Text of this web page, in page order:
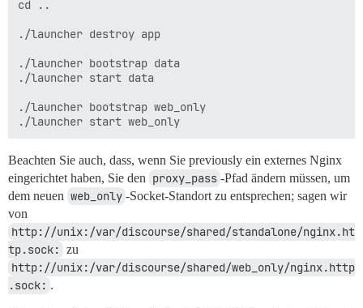
cd ..
./launcher destroy app
./launcher bootstrap data
./launcher start data
./launcher bootstrap web_only
Beachten Sie auch, dass, wenn Sie previously ein externes Nginx
eingerichtet haben, Sie den proxy_pass -Pfad ändern müssen, um
dem neuen web_only -Socket-Standort zu entsprechen; sagen wir
von
http://unix:/var/discourse/shared/standalone/nginx.ht
tp.sock: zu
http://unix:/var/discourse/shared/web_only/nginx.http
.sock: .